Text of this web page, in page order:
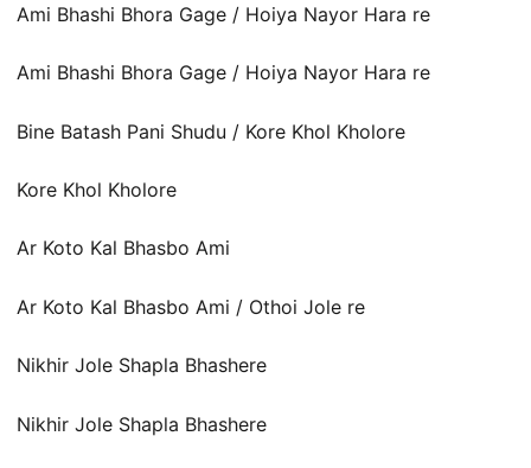
Ami Bhashi Bhora Gage / Hoiya Nayor Hara re
Ami Bhashi Bhora Gage / Hoiya Nayor Hara re
Bine Batash Pani Shudu / Kore Khol Kholore
Kore Khol Kholore
Ar Koto Kal Bhasbo Ami
Ar Koto Kal Bhasbo Ami / Othoi Jole re
Nikhir Jole Shapla Bhashere
Nikhir Jole Shapla Bhashere